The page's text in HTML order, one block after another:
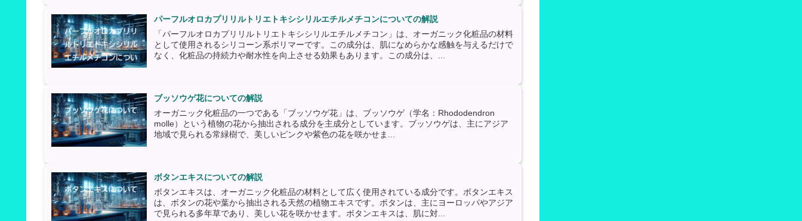
パーフルオロカプリリルトリエトキシシリルエチルメチコンについての解説
「パーフルオロカプリリルトリエトキシシリルエチルメチコン」は、オーガニック化粧品の材料
として使用されるシリコーン系ポリマーです。この成分は、肌になめらかな感触を与えるだけで
なく、化粧品の持続力や耐水性を向上させる効果もあります。この成分は、...
ブッソウゲ花についての解説
オーガニック化粧品の一つである「ブッソウゲ花」は、ブッソウゲ（学名：Rhododendron
molle）という植物の花から抽出される成分を主成分としています。ブッソウゲは、主にアジア
地域で見られる常緑樹で、美しいピンクや紫色の花を咲かせま...
ボタンエキスについての解説
ボタンエキスは、オーガニック化粧品の材料として広く使用されている成分です。ボタンエキス
は、ボタンの花や葉から抽出される天然の植物エキスです。ボタンは、主にヨーロッパやアジア
で見られる多年草であり、美しい花を咲かせます。ボタンエキスは、肌に対...